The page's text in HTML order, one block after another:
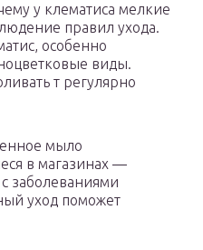
у клематиса мелкие
правил ухода.
особенно
виды.
т регулярно
мыло
в магазинах —
заболеваниями
уход поможет